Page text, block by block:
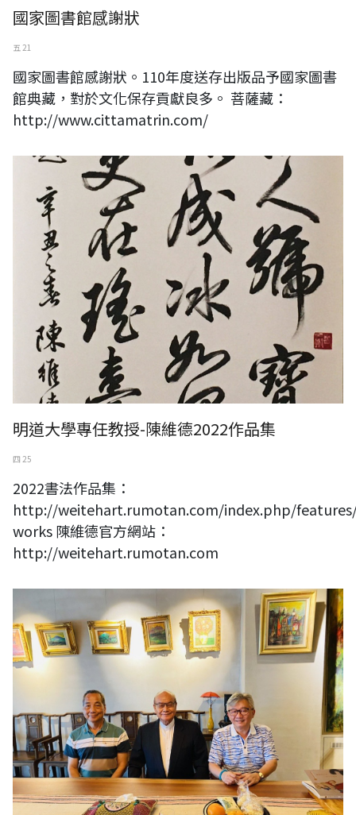
國家圖書館感謝狀
五 21
國家圖書館感謝狀。110年度送存出版品予國家圖書
館典藏，對於文化保存貢獻良多。 菩薩藏：
http://www.cittamatrin.com/
明道大學專任教授-陳維德2022作品集
四 25
2022書法作品集：
http://weitehart.rumotan.com/index.php/
works 陳維德官方網站：
http://weitehart.rumotan.com